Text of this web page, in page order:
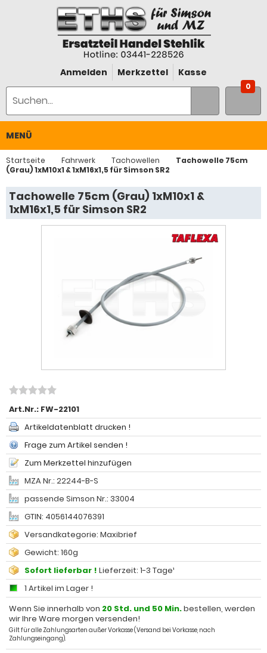
Anmelden Merkzettel Kasse
0
MENÜ
Startseite Fahrwerk Tachowellen
Tachowelle 75cm
(Grau) 1xM10x1 & 1xM16x1,5 für Simson SR2
Tachowelle 75cm (Grau) 1xM10x1 &
1xM16x1,5 für Simson SR2
Art.Nr.: FW-22101
Artikeldatenblatt drucken !
Frage zum Artikel senden !
Zum Merkzettel hinzufügen
MZA Nr.: 22244-B-S
passende Simson Nr.: 33004
GTIN: 4056144076391
Versandkategorie: Maxibrief
Gewicht: 160g
Sofort lieferbar ! Lieferzeit: 1-3 Tage¹
1 Artikel im Lager !
Wenn Sie innerhalb von 20 Std. und 50 Min.bestellen, werden
wir Ihre Ware morgen versenden!
Gilt für alle Zahlungsarten außer Vorkasse (Versand bei Vorkasse, nach
Zahlungseingang).